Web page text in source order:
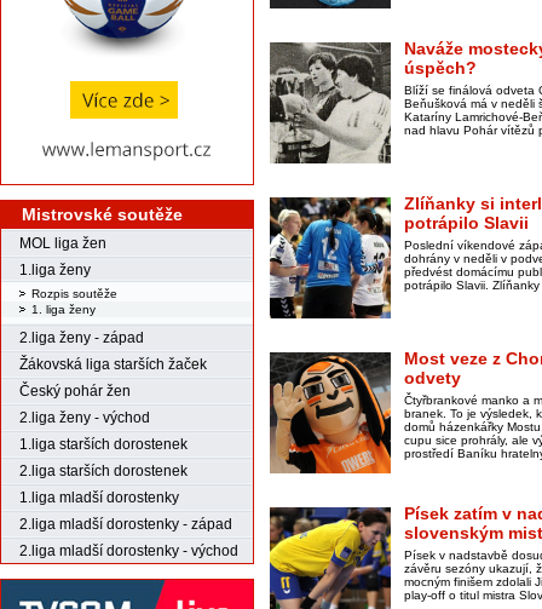
Mistrovské soutěže
MOL liga žen
1.liga ženy
Rozpis soutěže
1. liga ženy
2.liga ženy - západ
Žákovská liga starších žaček
Český pohár žen
2.liga ženy - východ
1.liga starších dorostenek
2.liga starších dorostenek
1.liga mladší dorostenky
2.liga mladší dorostenky - západ
2.liga mladší dorostenky - východ
Naváže
úspěch?
Blíží se finálová odveta
Beňušková má v neděli
Kataríny Lamrichové-
nad hlavu Pohár vítězů
Zlíňanky si
potrápilo Slavii
Poslední víkendové
dohrány v neděli v
předvést domácímu
potrápilo Slavii.
Most veze z
odvety
Čtyřbrankové manko a
branek. To je výsledek,
domů házenkářky
cupu sice prohrály, ale
prostředí Baníku
Písek zatím v
slovenským
Písek v nadstavbě
závěru sezóny ukazují,
mocným finišem zdolali
play-off o titul mistra